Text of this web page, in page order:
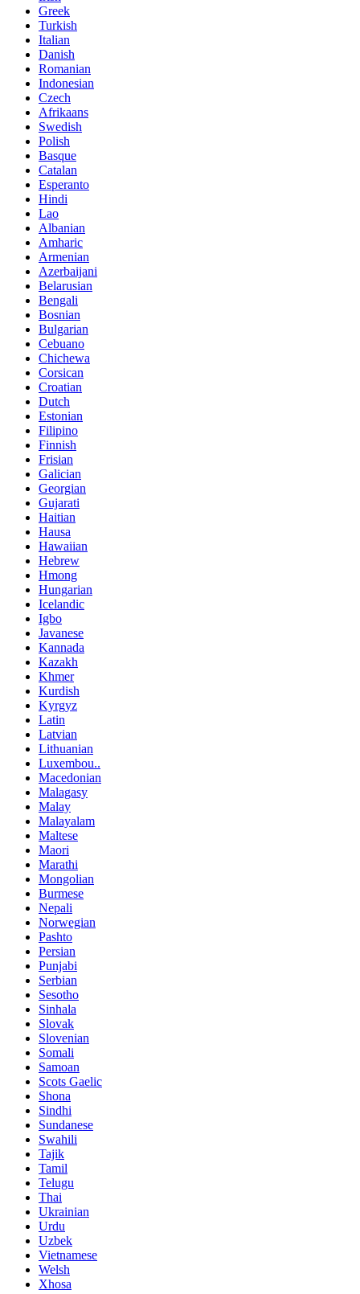
Greek
Turkish
Italian
Danish
Romanian
Indonesian
Czech
Afrikaans
Swedish
Polish
Basque
Catalan
Esperanto
Hindi
Lao
Albanian
Amharic
Armenian
Azerbaijani
Belarusian
Bengali
Bosnian
Bulgarian
Cebuano
Chichewa
Corsican
Croatian
Dutch
Estonian
Filipino
Finnish
Frisian
Galician
Georgian
Gujarati
Haitian
Hausa
Hawaiian
Hebrew
Hmong
Hungarian
Icelandic
Igbo
Javanese
Kannada
Kazakh
Khmer
Kurdish
Kyrgyz
Latin
Latvian
Lithuanian
Luxembou..
Macedonian
Malagasy
Malay
Malayalam
Maltese
Maori
Marathi
Mongolian
Burmese
Nepali
Norwegian
Pashto
Persian
Punjabi
Serbian
Sesotho
Sinhala
Slovak
Slovenian
Somali
Samoan
Scots Gaelic
Shona
Sindhi
Sundanese
Swahili
Tajik
Tamil
Telugu
Thai
Ukrainian
Urdu
Uzbek
Vietnamese
Welsh
Xhosa